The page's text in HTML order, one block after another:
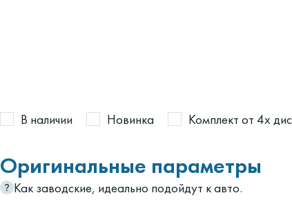
В наличии Новинка Комплект от 4х
Оригинальные параметры
Как заводские, идеально подойдут к авто.